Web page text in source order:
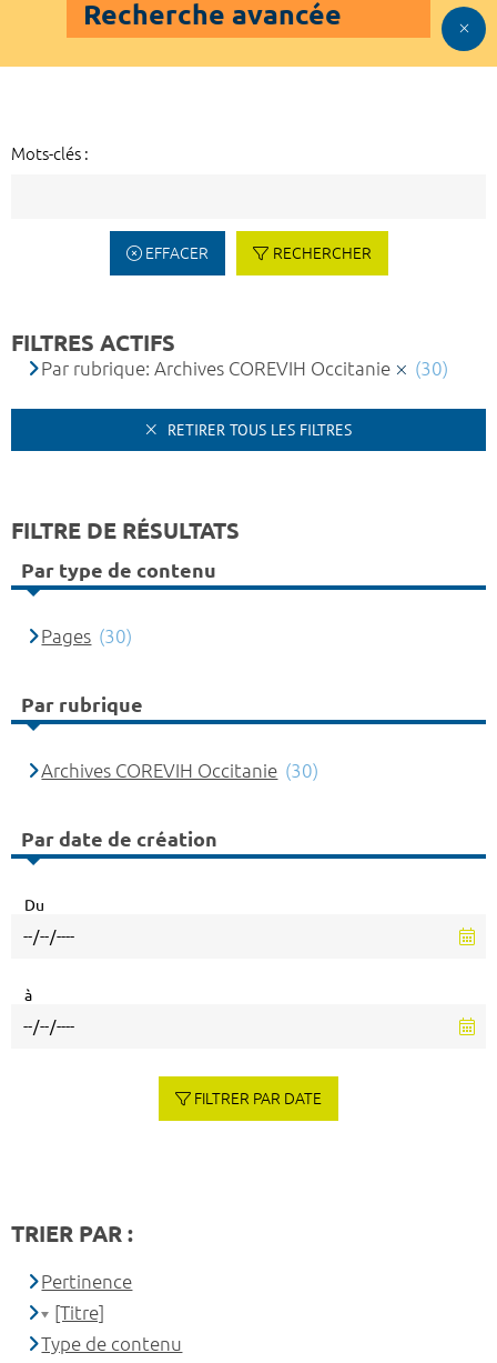
Recherche avancée
Mots-clés :
EFFACER RECHERCHER
FILTRES ACTIFS
Par rubrique: Archives COREVIH Occitanie (30)
RETIRER TOUS LES FILTRES
FILTRE DE RÉSULTATS
Par type de contenu
Pages (30)
Par rubrique
Archives COREVIH Occitanie (30)
Par date de création
Du
à
FILTRER PAR DATE
TRIER PAR :
Pertinence
[Titre]
Type de contenu